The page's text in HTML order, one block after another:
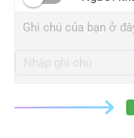
Ghi chú của bạn ở